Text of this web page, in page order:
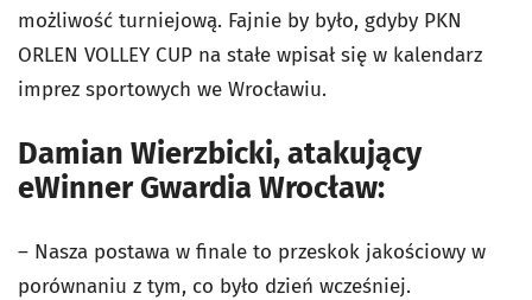
możliwość turniejową. Fajnie by było, gdyby PKN
ORLEN VOLLEY CUP na stałe wpisał się w kalendarz
imprez sportowych we Wrocławiu.
Damian Wierzbicki, atakujący
eWinner Gwardia Wrocław:
– Nasza postawa w finale to przeskok jakościowy w
porównaniu z tym, co było dzień wcześniej.